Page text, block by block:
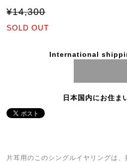
¥14,300
SOLD OUT
International
日本国内にお住ま
片耳用のこのシングルイヤリングは